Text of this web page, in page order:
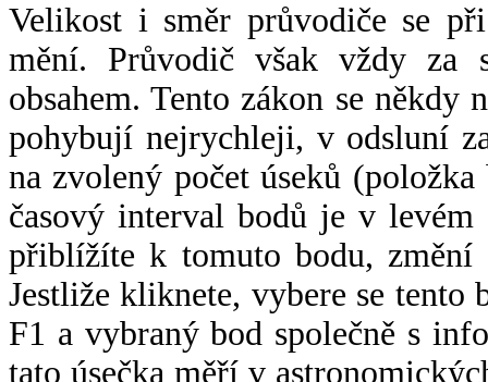
Velikost i směr průvodiče se
mění. Průvodič však vždy za
obsahem. Tento zákon se někdy
pohybují nejrychleji, v odsluní
na zvolený počet úseků
časový interval bodů je v
přiblížíte k tomuto bodu,
Jestliže kliknete, vybere se tento
F1 a vybraný bod společně s
tato úsečka měří v